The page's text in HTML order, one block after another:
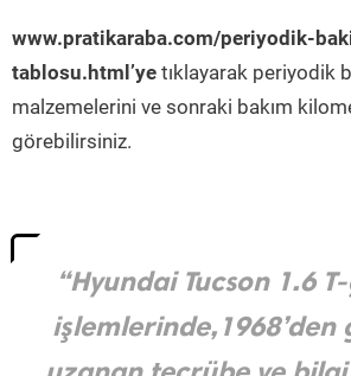
www.pratikaraba.com/periyodik-
tablosu.html’ye tıklayarak periyodik
malzemelerini ve sonraki bakım
görebilirsiniz.
“Hyundai Tucson 1.6
işlemlerinde,1968’den